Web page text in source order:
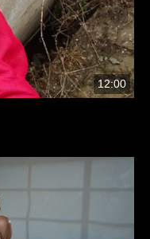
12:00